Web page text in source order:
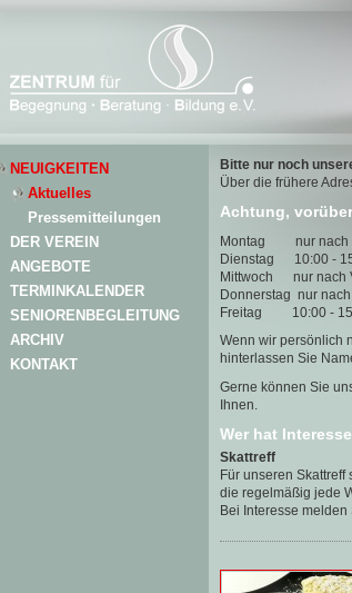
NEUIGKEITEN
Aktuelles
Pressemitteilungen
DER VEREIN
ANGEBOTE
TERMINKALENDER
SENIORENBEGLEITUNG
ARCHIV
KONTAKT
Bitte nur noch
Über die frühere
Achtung,
Montag nur nach
Dienstag 10:00 -
Mittwoch nur nach
Donnerstag nur
Freitag 10:00 -
Wenn wir persönlich
hinterlassen Sie
Gerne können Sie
Ihnen.
Wer hat
Skattreff
Für unseren
die regelmäßig jede
Bei Interesse